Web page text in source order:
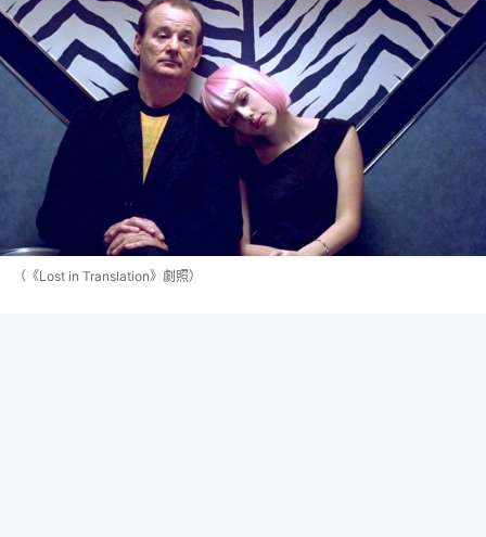
（《Lost in Translation》劇照）